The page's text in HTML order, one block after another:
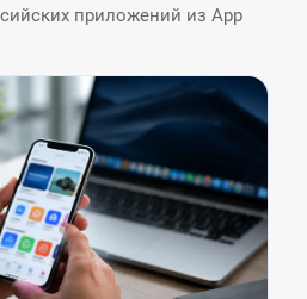
приложений из App